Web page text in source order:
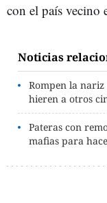
con el país vecino
Noticias
Rompen la
hieren a otros
Pateras con
mafias para